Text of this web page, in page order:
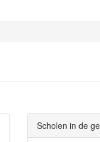
Scholen in de